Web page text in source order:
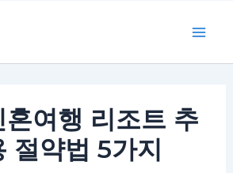
여행 리조트 추
절약법 5가지